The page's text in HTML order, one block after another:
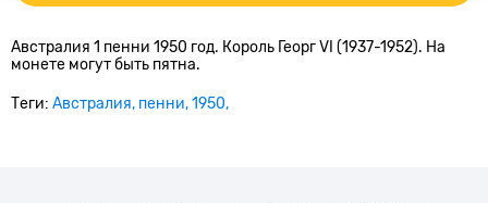
Австралия 1 пенни 1950 год. Король Георг VI (1937-1952). На
монете могут быть пятна.
Теги: Австралия пенни 1950